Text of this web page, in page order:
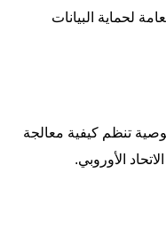
لحماية البيانات
تنظم كيفية معالجة
الأوروبي.